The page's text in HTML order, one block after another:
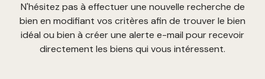
N'hésitez pas à effectuer une nouvelle recherche de
bien en modifiant vos critères afin de trouver le bien
idéal ou bien à créer une alerte e-mail pour recevoir
directement les biens qui vous intéressent.